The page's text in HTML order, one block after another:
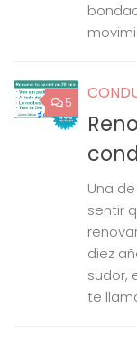
5
Una
sentir
diez
sudor,
te